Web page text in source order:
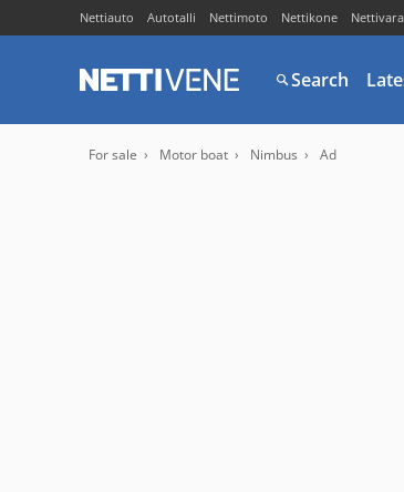
Nettiauto Autotalli Nettimoto Nettikone
Search
For sale Motor boat Nimbus Ad